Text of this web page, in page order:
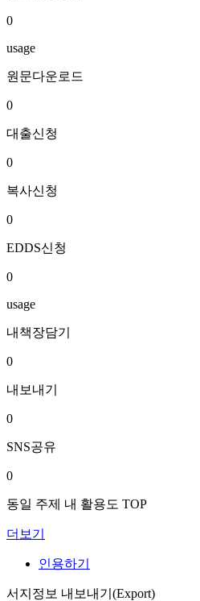
0
usage
원문다운로드
0
대출신청
0
복사신청
0
EDDS신청
0
usage
내책장담기
0
내보내기
0
SNS공유
0
동일 주제 내 활용도 TOP
더보기
인용하기
서지정보 내보내기(Export)